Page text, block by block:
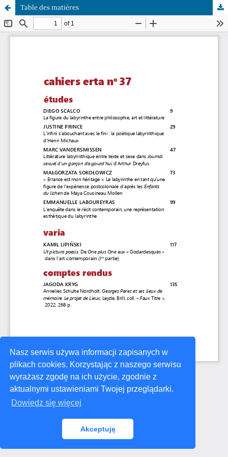
Nasz serwis używa informacji zapisanych w
plikach cookies. Korzystając z naszego serwisu
wyrażasz zgodę na ich użycie, zgodnie z
aktualnymi ustawieniami Twojej przeglądarki.
Dowiedz się więcej
Akceptuję
Table des matières